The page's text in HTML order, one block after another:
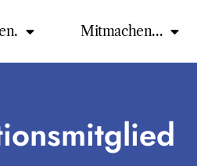
Mitmachen…